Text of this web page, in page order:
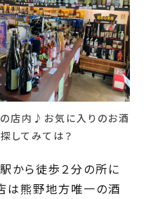
店内♪お気に入りのお酒
してみては？
から徒歩２分の所に
は熊野地方唯一の酒